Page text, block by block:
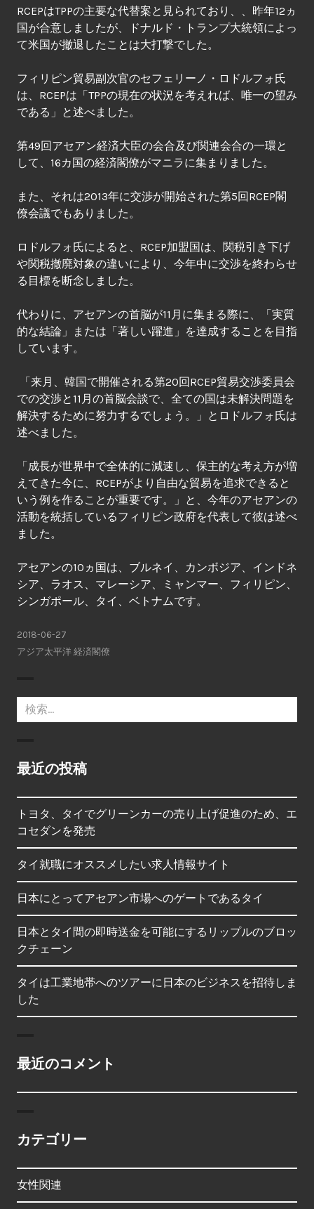
RCEPはTPPの主要な代替案と見られており、、昨年12ヵ
国が合意しましたが、ドナルド・トランプ大統領によっ
て米国が撤退したことは大打撃でした。
フィリピン貿易副次官のセフェリーノ・ロドルフォ氏
は、RCEPは「TPPの現在の状況を考えれば、唯一の望み
である」と述べました。
第49回アセアン経済大臣の会合及び関連会合の一環と
して、16カ国の経済閣僚がマニラに集まりました。
また、それは2013年に交渉が開始された第5回RCEP閣
僚会議でもありました。
ロドルフォ氏によると、RCEP加盟国は、関税引き下げ
や関税撤廃対象の違いにより、今年中に交渉を終わらせ
る目標を断念しました。
代わりに、アセアンの首脳が11月に集まる際に、「実質
的な結論」または「著しい躍進」を達成することを目指
しています。
「来月、韓国で開催される第20回RCEP貿易交渉委員会
での交渉と11月の首脳会談で、全ての国は未解決問題を
解決するために努力するでしょう。」とロドルフォ氏は
述べました。
「成長が世界中で全体的に減速し、保主的な考え方が増
えてきた今に、RCEPがより自由な貿易を追求できると
いう例を作ることが重要です。」と、今年のアセアンの
活動を統括しているフィリピン政府を代表して彼は述べ
ました。
アセアンの10ヵ国は、ブルネイ、カンボジア、インドネ
シア、ラオス、マレーシア、ミャンマー、フィリピン、
シンガポール、タイ、ベトナムです。
2018-06-27
アジア太平洋 経済閣僚
検
索:
最近の投稿
トヨタ、タイでグリーンカーの売り上げ促進のため、エ
コセダンを発売
タイ就職にオススメしたい求人情報サイト
日本にとってアセアン市場へのゲートであるタイ
日本とタイ間の即時送金を可能にするリップルのブロッ
クチェーン
タイは工業地帯へのツアーに日本のビジネスを招待しま
した
最近のコメント
カテゴリー
女性関連